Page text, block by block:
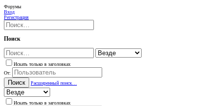
Форумы
Вход
Регистрация
Поиск
Искать только в заголовках
От:
Поиск Расширенный поиск…
Искать только в заголовках